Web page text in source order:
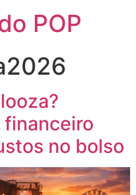
POP
financeiro
no bolso